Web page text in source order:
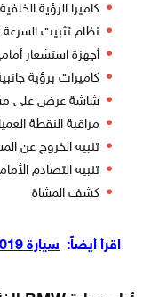
كاميرا الرؤية الخلفية
نظام تثبيت السرعة
أجهزة استشعار
كاميرات برؤية
شاشة عرض على
مراقبة النقطة
تنبيه الخروج عن
تنبيه التصادم
كشف المشاة
اقرأ أيضاً: سيارة BMW X5 2019